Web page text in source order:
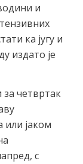
и
ка југу и
издато је
четвртак
јаком
с